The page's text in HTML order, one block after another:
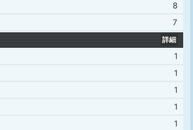
8
7
詳細
1
1
1
1
1